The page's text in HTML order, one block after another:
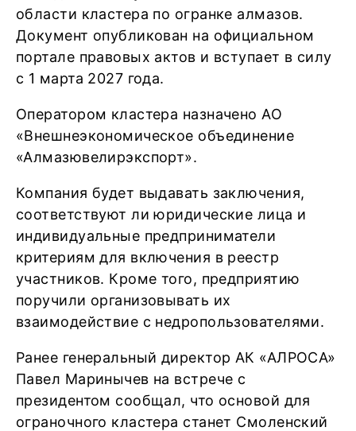
области кластера по огранке алмазов.
Документ опубликован на официальном
портале правовых актов и вступает в силу
с 1 марта 2027 года.
Оператором кластера назначено АО
«Внешнеэкономическое объединение
«Алмазювелирэкспорт».
Компания будет выдавать заключения,
соответствуют ли юридические лица и
индивидуальные предприниматели
критериям для включения в реестр
участников. Кроме того, предприятию
поручили организовывать их
взаимодействие с недропользователями.
Ранее генеральный директор АК «АЛРОСА»
Павел Маринычев на встрече с
президентом сообщал, что основой для
ограночного кластера станет Смоленский